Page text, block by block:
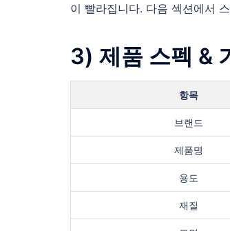
이 빨라집니다. 다음 섹션에서
3) 제품 스펙 &
항목
브랜드
제품명
용도
재질